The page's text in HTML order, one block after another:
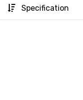
Specification